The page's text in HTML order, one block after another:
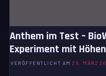
Anthem im Test –
Experiment mit
VERÖFFENTLICHT AM25. MÄRZ